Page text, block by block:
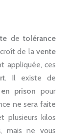
de tolérance
de la vente
appliquée, ces
. Il existe de
prison pour
ne sera faite
plusieurs kilos
, mais ne vous